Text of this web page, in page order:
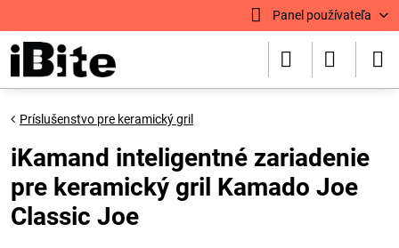
Panel používateľa
Príslušenstvo pre keramický gril
iKamand inteligentné zariadenie
pre keramický gril Kamado Joe
Classic Joe